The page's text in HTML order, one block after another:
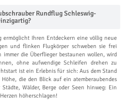
Rundflug Schleswig-
ermöglicht Ihren Entdeckern eine völlig neue
und flinken Flugkörper schweben sie frei
immer die Überflieger bestaunen wollen, wird
ohne aufwendige Schleifen drehen zu
ist ein Erlebnis für sich: Aus dem Stand
die den Blick auf ein atemberaubendes
Wälder, Berge oder Seen hinweg: Ein
höherschlagen!